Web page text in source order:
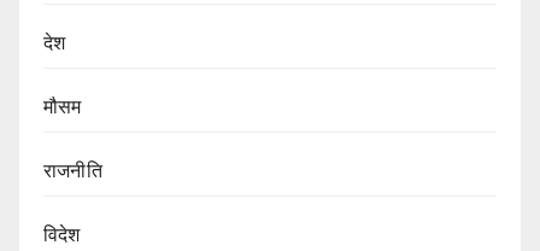
देश
मौसम
राजनीति
विदेश